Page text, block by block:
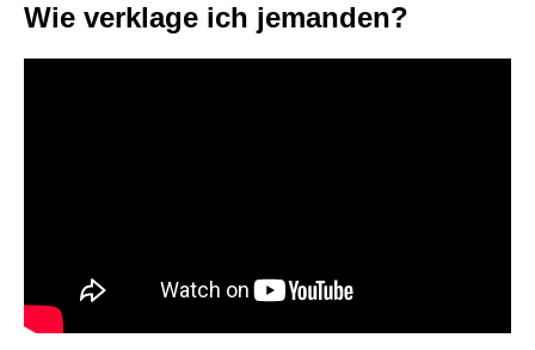
Wie verklage ich jemanden?